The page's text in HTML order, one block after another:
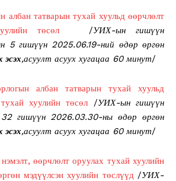
албан татварын тухай хуульд өөрчлөлт
төсөл /УИХ-ын гишүүн
5 гишүүн 2025.06.19-ний өдөр өргөн
эсэх,асуулт асуух хугацаа 60 минут/
албан татварын тухай хуульд
хуулийн төсөл /УИХ-ын гишүүн
гишүүн 2026.03.30-ны өдөр өргөн
эсэх,асуулт асуух хугацаа 60 минут/
өөрчлөлт оруулах тухай хуулийн
мэдүүлсэн хуулийн төслүүд/УИХ-